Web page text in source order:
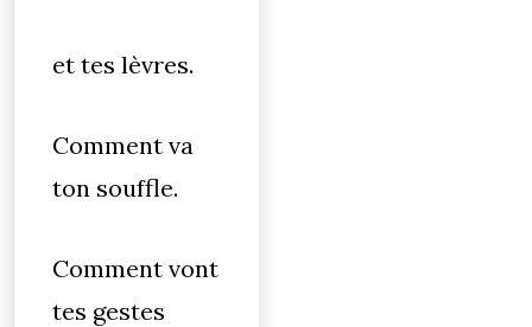
et tes lèvres.
Comment va
ton souffle.
Comment vont
tes gestes